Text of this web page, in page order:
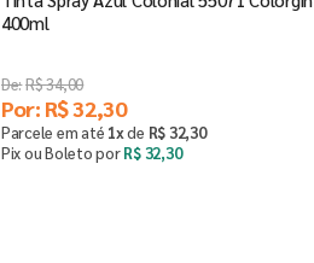
400ml
R$34,00
Por: R$32,30
Parcele em até 1xde R$ 32,30
Pix ou Boleto porR$ 32,30